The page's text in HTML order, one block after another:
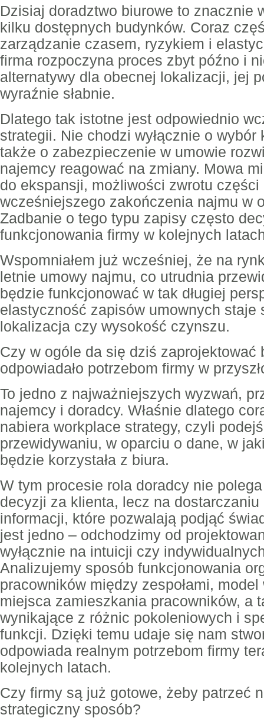
Dzisiaj doradztwo biurowe to znacznie
kilku dostępnych budynków. Coraz
zarządzanie czasem, ryzykiem i
firma rozpoczyna proces zbyt późno i
alternatywy dla obecnej lokalizacji, jej
wyraźnie słabnie.
Dlatego tak istotne jest odpowiednio
strategii. Nie chodzi wyłącznie o
także o zabezpieczenie w umowie
najemcy reagować na zmiany. Mowa
do ekspansji, możliwości zwrotu
wcześniejszego zakończenia najmu w
Zadbanie o tego typu zapisy często
funkcjonowania firmy w kolejnych
Wspomniałem już wcześniej, że na
letnie umowy najmu, co utrudnia
będzie funkcjonować w tak długiej
elastyczność zapisów umownych staje
lokalizacja czy wysokość czynszu.
Czy w ogóle da się dziś zaprojektować
odpowiadało potrzebom firmy w
To jedno z najważniejszych wyzwań,
najemcy i doradcy. Właśnie dlatego
nabiera workplace strategy, czyli
przewidywaniu, w oparciu o dane, w
będzie korzystała z biura.
W tym procesie rola doradcy nie
decyzji za klienta, lecz na dostarczaniu
informacji, które pozwalają podjąć
jest jedno – odchodzimy od
wyłącznie na intuicji czy
Analizujemy sposób funkcjonowania
pracowników między zespołami, model
miejsca zamieszkania pracowników, a
wynikające z różnic pokoleniowych i
funkcji. Dzięki temu udaje się nam
odpowiada realnym potrzebom firmy
kolejnych latach.
Czy firmy są już gotowe, żeby patrzeć
strategiczny sposób?